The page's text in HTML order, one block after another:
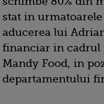
stat in
aducerea lui
financiar in cadrul
Mandy Food, in
departamentului